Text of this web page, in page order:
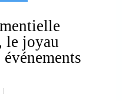
le joyau
|